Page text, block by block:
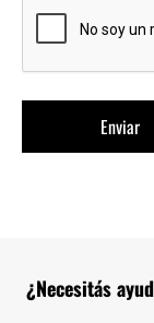
¿Necesitás